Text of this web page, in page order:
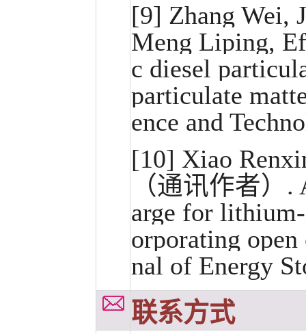
[9] Zhang Wei,
Meng Liping,
c diesel
particulate
ence and
[10] Xiao
（通讯作者）.
arge for
orporating
nal of Energy
联系方式